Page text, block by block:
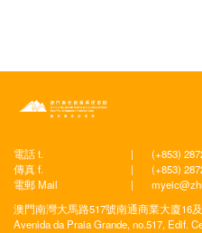
電話 t. |
(+853)
傳真 f.
|
(+853)
電郵 Mail
|
澳門南灣大馬路517號南通商業大廈16
Avenida da Praia Grande, no.517, Edif.